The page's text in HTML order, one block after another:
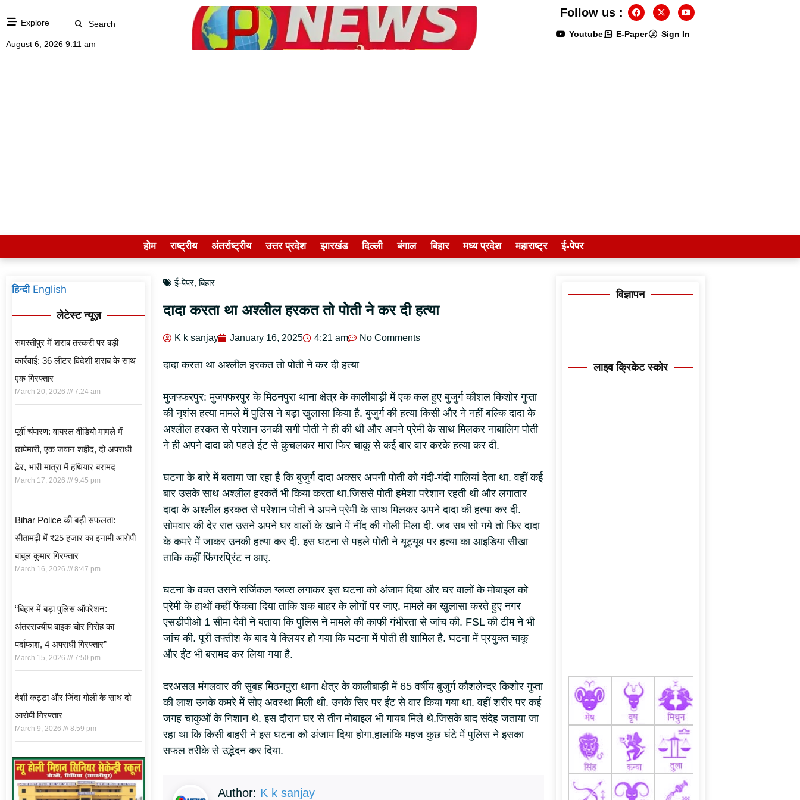
Explore Search
August 6, 2026 9:11 am
Youtube E-Paper Sign In
Follow us :
होम राष्ट्रीय अंतर्राष्ट्रीय उत्तर प्रदेश झारखंड दिल्ली बंगाल बिहार मध्य प्रदेश महाराष्ट्र ई-पेपर
हिन्दी English
लेटेस्ट न्यूज़
समस्तीपुर में शराब तस्करी पर बड़ी
कार्रवाई: 36 लीटर विदेशी शराब के साथ
एक गिरफ्तार
March 20, 2026 7:24 am
पूर्वी चंपारण: वायरल वीडियो मामले में
छापेमारी, एक जवान शहीद, दो अपराधी
ढेर, भारी मात्रा में हथियार बरामद
March 17, 2026 9:45 pm
Bihar Police की बड़ी सफलता:
सीतामढ़ी में ₹25 हजार का इनामी आरोपी
बाबुल कुमार गिरफ्तार
March 16, 2026 8:47 pm
“बिहार में बड़ा पुलिस ऑपरेशन:
अंतरराज्यीय बाइक चोर गिरोह का
पर्दाफाश, 4 अपराधी गिरफ्तार”
March 15, 2026 7:50 pm
देशी कट्टा और जिंदा गोली के साथ दो
आरोपी गिरफ्तार
March 9, 2026 8:59 pm
ई-पेपर,बिहार
दादा करता था अश्लील हरकत तो पोती ने कर दी हत्या
K k sanjay January 16, 2025 4:21 am No Comments
दादा करता था अश्लील हरकत तो पोती ने कर दी हत्या
मुजफ्फरपुर: मुजफ्फरपुर के मिठनपुरा थाना क्षेत्र के कालीबाड़ी में एक कल हुए बुजुर्ग कौशल किशोर गुप्ता
की नृशंस हत्या मामले में पुलिस ने बड़ा खुलासा किया है. बुजुर्ग की हत्या किसी और ने नहीं बल्कि दादा के
अश्लील हरकत से परेशान उनकी सगी पोती ने ही की थी और अपने प्रेमी के साथ मिलकर नाबालिग पोती
ने ही अपने दादा को पहले ईट से कुचलकर मारा फिर चाकू से कई बार वार करके हत्या कर दी.
घटना के बारे में बताया जा रहा है कि बुजुर्ग दादा अक्सर अपनी पोती को गंदी-गंदी गालियां देता था. वहीं कई
बार उसके साथ अश्लील हरकतें भी किया करता था.जिससे पोती हमेशा परेशान रहती थी और लगातार
दादा के अश्लील हरकत से परेशान पोती ने अपने प्रेमी के साथ मिलकर अपने दादा की हत्या कर दी.
सोमवार की देर रात उसने अपने घर वालों के खाने में नींद की गोली मिला दी. जब सब सो गये तो फिर दादा
के कमरे में जाकर उनकी हत्या कर दी. इस घटना से पहले पोती ने यूट्यूब पर हत्या का आइडिया सीखा
ताकि कहीं फिंगरप्रिंट न आए.
घटना के वक्त उसने सर्जिकल ग्लव्स लगाकर इस घटना को अंजाम दिया और घर वालों के मोबाइल को
प्रेमी के हाथों कहीं फेंकवा दिया ताकि शक बाहर के लोगों पर जाए. मामले का खुलासा करते हुए नगर
एसडीपीओ 1 सीमा देवी ने बताया कि पुलिस ने मामले की काफी गंभीरता से जांच की. FSL की टीम ने भी
जांच की. पूरी तफ्तीश के बाद ये क्लियर हो गया कि घटना में पोती ही शामिल है. घटना में प्रयुक्त चाकू
और ईंट भी बरामद कर लिया गया है.
दरअसल मंगलवार की सुबह मिठनपुरा थाना क्षेत्र के कालीबाड़ी में 65 वर्षीय बुजुर्ग कौशलेन्द्र किशोर गुप्ता
की लाश उनके कमरे में सोए अवस्था मिली थी. उनके सिर पर ईंट से वार किया गया था. वहीं शरीर पर कई
जगह चाकुओं के निशान थे. इस दौरान घर से तीन मोबाइल भी गायब मिले थे.जिसके बाद संदेह जताया जा
रहा था कि किसी बाहरी ने इस घटना को अंजाम दिया होगा,हालांकि महज कुछ घंटे में पुलिस ने इसका
सफल तरीके से उद्भेदन कर दिया.
Author: K k sanjay
विज्ञापन
लाइव क्रिकेट स्कोर